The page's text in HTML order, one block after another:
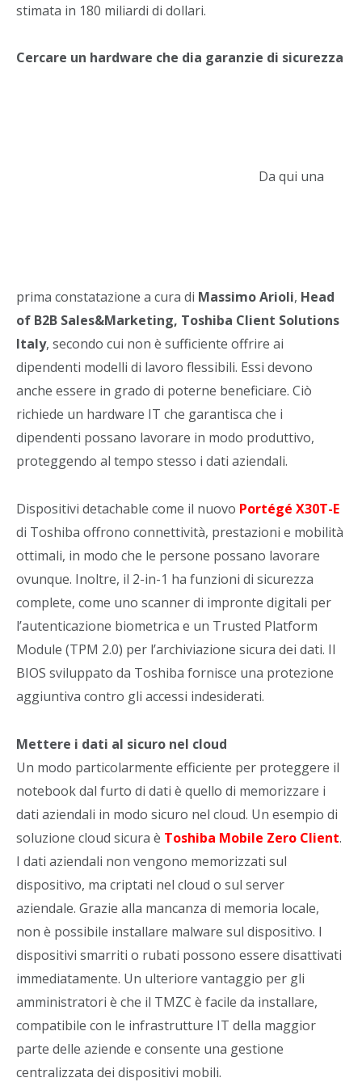
stimata in 180 miliardi di dollari.
Cercare un hardware che dia garanzie di sicurezza
Da qui una
prima constatazione a cura di Massimo Arioli, Head
of B2B Sales&Marketing, Toshiba Client Solutions
Italy, secondo cui non è sufficiente offrire ai
dipendenti modelli di lavoro flessibili. Essi devono
anche essere in grado di poterne beneficiare. Ciò
richiede un hardware IT che garantisca che i
dipendenti possano lavorare in modo produttivo,
proteggendo al tempo stesso i dati aziendali.
Dispositivi detachable come il nuovo Portégé X30T-E
di Toshiba offrono connettività, prestazioni e mobilità
ottimali, in modo che le persone possano lavorare
ovunque. Inoltre, il 2-in-1 ha funzioni di sicurezza
complete, come uno scanner di impronte digitali per
l’autenticazione biometrica e un Trusted Platform
Module (TPM 2.0) per l’archiviazione sicura dei dati. Il
BIOS sviluppato da Toshiba fornisce una protezione
aggiuntiva contro gli accessi indesiderati.
Mettere i dati al sicuro nel cloud
Un modo particolarmente efficiente per proteggere il
notebook dal furto di dati è quello di memorizzare i
dati aziendali in modo sicuro nel cloud. Un esempio di
soluzione cloud sicura è Toshiba Mobile Zero Client.
I dati aziendali non vengono memorizzati sul
dispositivo, ma criptati nel cloud o sul server
aziendale. Grazie alla mancanza di memoria locale,
non è possibile installare malware sul dispositivo. I
dispositivi smarriti o rubati possono essere disattivati
immediatamente. Un ulteriore vantaggio per gli
amministratori è che il TMZC è facile da installare,
compatibile con le infrastrutture IT della maggior
parte delle aziende e consente una gestione
centralizzata dei dispositivi mobili.